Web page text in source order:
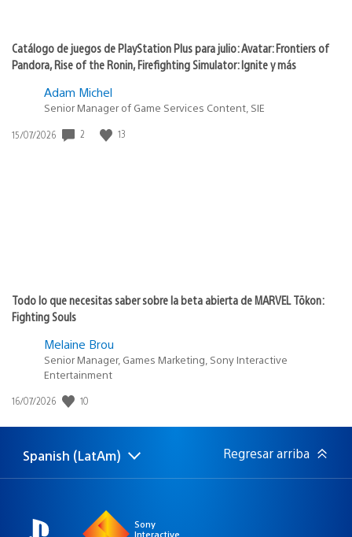
Catálogo de juegos de PlayStation Plus para julio: Avatar: Frontiers of
Pandora, Rise of the Ronin, Firefighting Simulator: Ignite y más
Adam Michel
Senior Manager of Game Services Content, SIE
Fecha
15/07/2026 2 13
Todo lo que necesitas saber sobre la beta abierta de MARVEL Tōkon:
Fighting Souls
Melaine Brou
Senior Manager, Games Marketing, Sony Interactive
Entertainment
Fecha
publicación:
16/07/2026 10
Elige
Región
Spanish (LatAm) Regresar arriba
Sony
Interactive